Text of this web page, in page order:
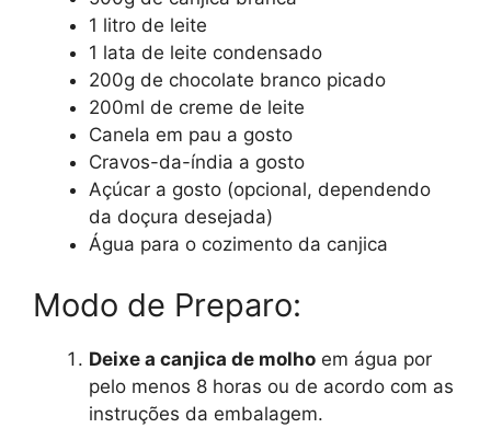
1 litro de leite
1 lata de leite condensado
200g de chocolate branco picado
200ml de creme de leite
Canela em pau a gosto
Cravos-da-índia a gosto
Açúcar a gosto (opcional, dependendo
da doçura desejada)
Água para o cozimento da canjica
Modo de Preparo:
Deixe a canjica de molho em água por
pelo menos 8 horas ou de acordo com as
instruções da embalagem.